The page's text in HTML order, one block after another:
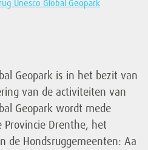
Unesco Global Geopark
Geopark is in het bezit van
van de activiteiten van
Geopark wordt mede
Drenthe, het
de Hondsruggemeenten: Aa